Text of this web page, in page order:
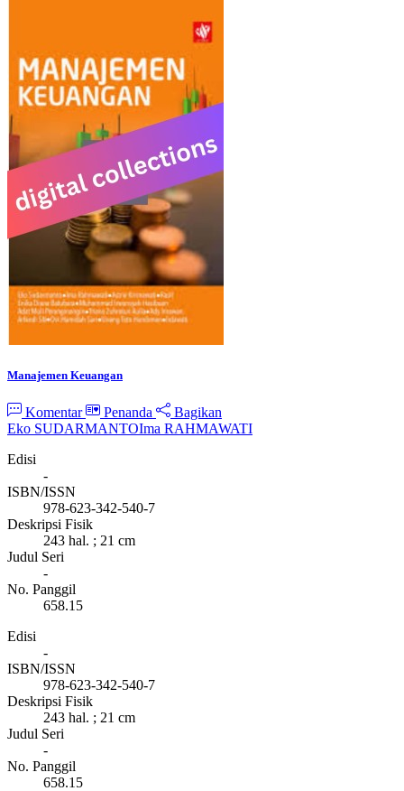
Manajemen Keuangan
Komentar Penanda
Bagikan
Eko SUDARMANTOIma RAHMAWATI
Edisi
-
ISBN/ISSN
978-623-342-540-7
Deskripsi Fisik
243 hal. ; 21 cm
Judul Seri
-
No. Panggil
658.15
Edisi
-
ISBN/ISSN
978-623-342-540-7
Deskripsi Fisik
243 hal. ; 21 cm
Judul Seri
-
No. Panggil
658.15